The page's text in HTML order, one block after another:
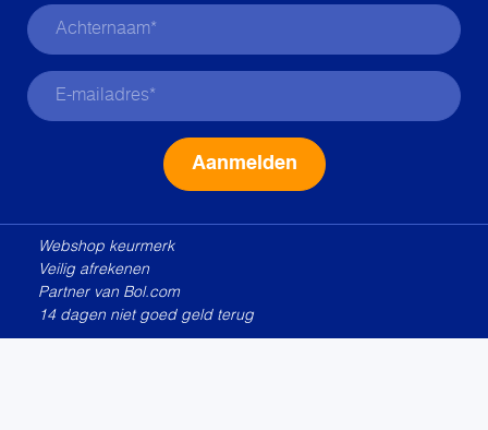
op
de
productpagina
Webshop keurmerk
Veilig afrekenen
Partner van Bol.com
14 dagen niet goed geld terug